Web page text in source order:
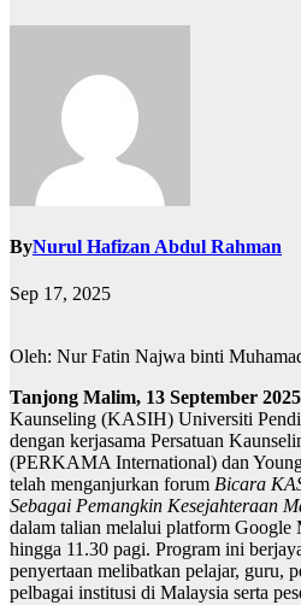
ByNurul Hafizan Abdul Rahman
Sep 17, 2025
Oleh: Nur Fatin Najwa binti
Tanjong Malim, 13 September
Kaunseling (KASIH) Universiti
dengan kerjasama Persatuan
(PERKAMA International) dan
telah menganjurkan forum Bicara
Sebagai Pemangkin Kesejahteraan
dalam talian melalui platform Google
hingga 11.30 pagi. Program ini
penyertaan melibatkan pelajar, guru,
pelbagai institusi di Malaysia serta